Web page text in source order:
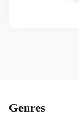
Genres